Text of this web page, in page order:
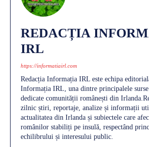
REDACȚIA
IRL
https://informatiairl.com
Redacția Informația IRL este echipa
Informația IRL, una dintre principalele
dedicate comunității românești din
zilnic știri, reportaje, analize și informații
actualitatea din Irlanda și subiectele care
românilor stabiliți pe insulă, respectând
echilibrului și interesului public.